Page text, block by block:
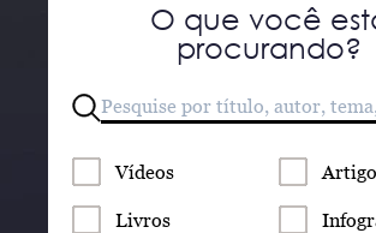
O que você
procurando?
Vídeos
Livros